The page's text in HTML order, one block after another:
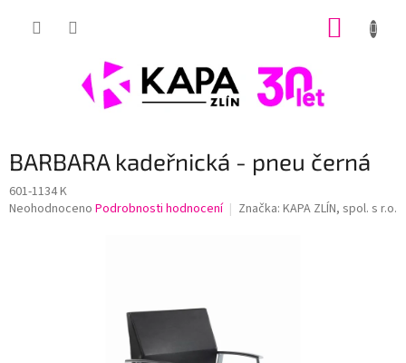
BARBARA kadeřnická - pneu černá
601-1134 K
Průměrné
Neohodnoceno Podrobnosti hodnocení Značka: KAPA ZLÍN, spol. s r.o.